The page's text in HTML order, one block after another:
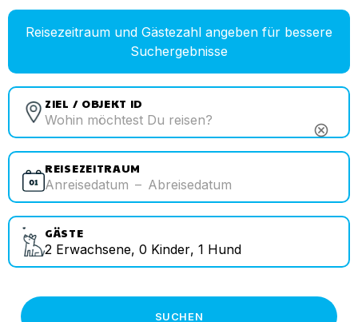
Reisezeitraum und Gästezahl angeben für bessere
Suchergebnisse
ZIEL / OBJEKT ID
cancel
REISEZEITRAUM
Anreisedatum – Abreisedatum
GÄSTE
2 Erwachsene, 0 Kinder, 1 Hund
SUCHEN